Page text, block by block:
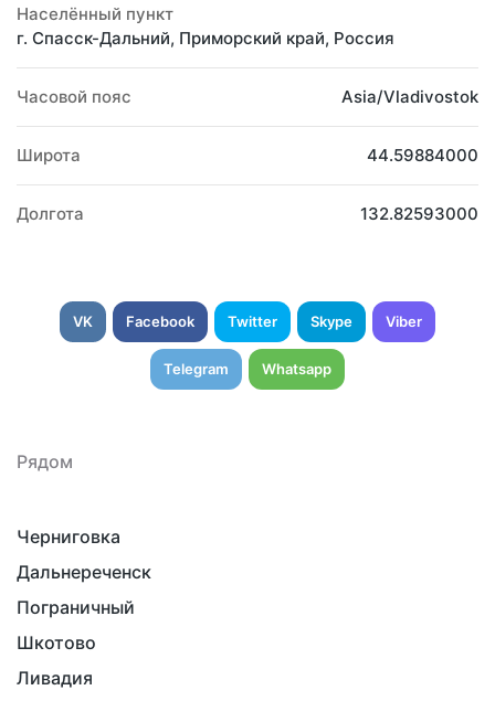
Населённый пункт
г. Спасск-Дальний, Приморский край, Россия
Часовой пояс Asia/Vladivostok
Широта 44.59884000
Долгота 132.82593000
VK Facebook Twitter Skype Viber
Telegram Whatsapp
Рядом
Черниговка
Дальнереченск
Пограничный
Шкотово
Ливадия